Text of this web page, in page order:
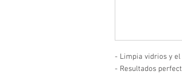
- Limpia vidrios y el
- Resultados